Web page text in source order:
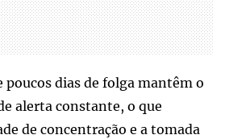
poucos dias de folga mantêm o
alerta constante, o que
de concentração e a tomada